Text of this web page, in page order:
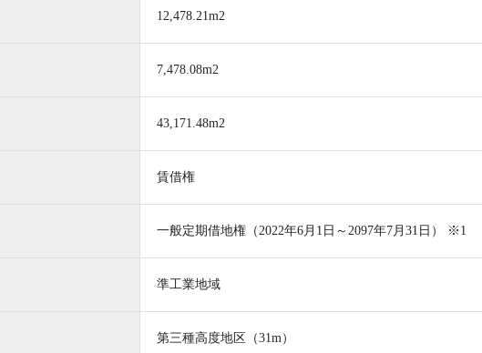
12,478.21m2
7,478.08m2
43,171.48m2
賃借権
一般定期借地権（2022年6月1日～2097年7月31日） ※1
準工業地域
第三種高度地区（31m）